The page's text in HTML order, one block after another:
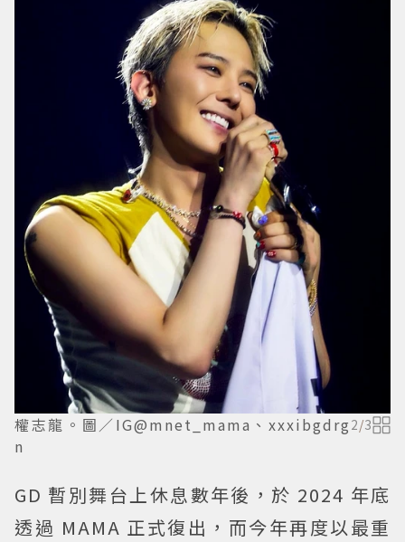
權志龍。圖／IG@mnet_mama、xxxibgdrg
n
2/3
GD 暫別舞台上休息數年後，於 2024 年底
透過 MAMA 正式復出，而今年再度以最重